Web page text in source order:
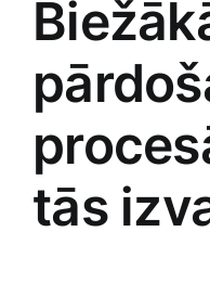
tās